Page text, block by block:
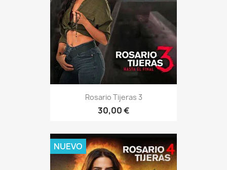
Rosario Tijeras 3
30,00 €
NUEVO